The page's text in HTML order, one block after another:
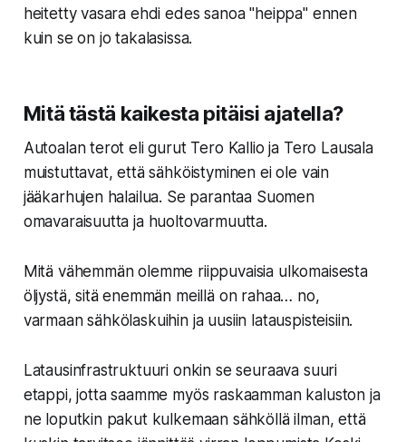
heitetty vasara ehdi edes sanoa "heippa" ennen
kuin se on jo takalasissa.
Mitä tästä kaikesta pitäisi ajatella?
Autoalan terot eli gurut Tero Kallio ja Tero Lausala
muistuttavat, että sähköistyminen ei ole vain
jääkarhujen halailua. Se parantaa Suomen
omavaraisuutta ja huoltovarmuutta.
Mitä vähemmän olemme riippuvaisia ulkomaisesta
öljystä, sitä enemmän meillä on rahaa… no,
varmaan sähkölaskuihin ja uusiin latauspisteisiin.
Latausinfrastruktuuri onkin se seuraava suuri
etappi, jotta saamme myös raskaamman kaluston ja
ne loputkin pakut kulkemaan sähköllä ilman, että